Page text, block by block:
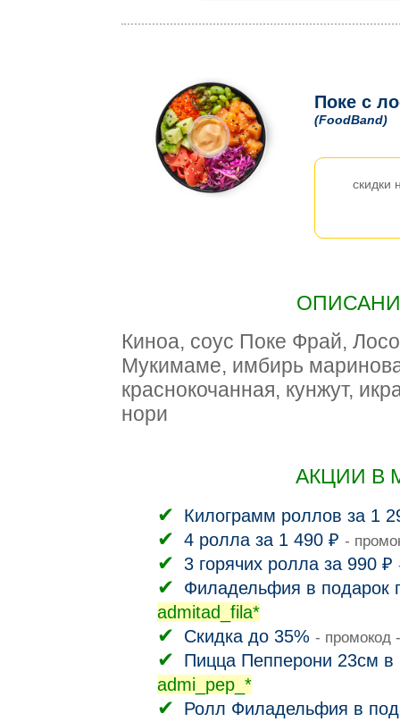
Поке с
(FoodBand)
скидки
Киноа, соус Поке Фрай,
Мукимаме, имбирь
краснокочанная, кунжут,
нори
АКЦИИ В
Килограмм роллов за 1
4 ролла за 1 490 ₽ -
3 горячих ролла за 990 ₽
Филадельфия в подарок
admitad_fila*
Скидка до 35% - промокод
Пицца Пепперони 23см в
admi_pep_*
Ролл Филадельфия в